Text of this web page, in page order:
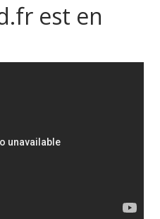
est en